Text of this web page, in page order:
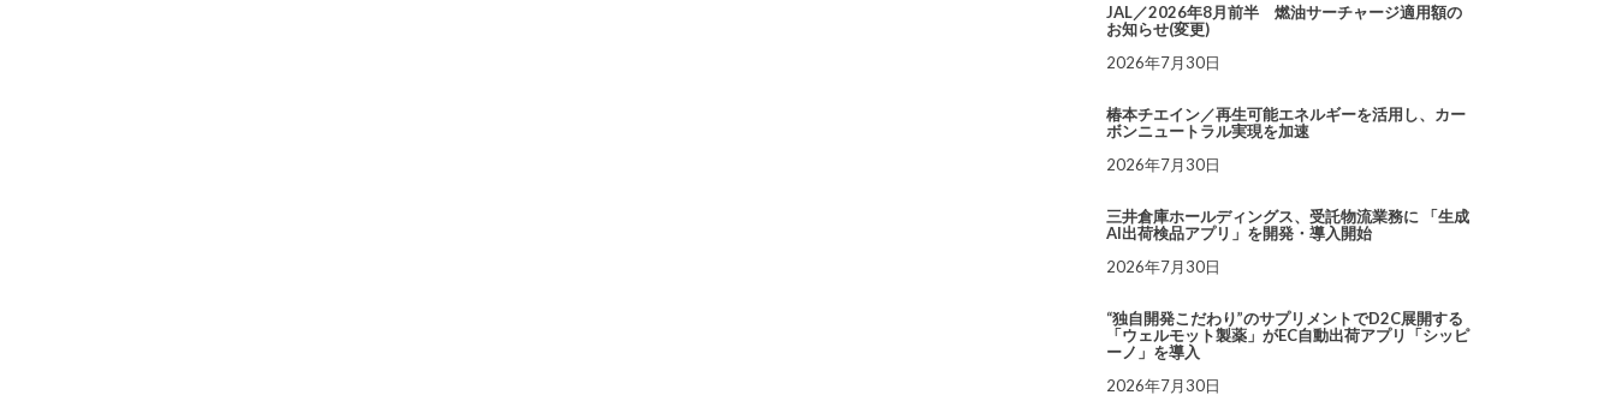
JAL／2026年8月前半 燃油サーチャージ適用額の
お知らせ(変更)
2026年7月30日
椿本チエイン／再生可能エネルギーを活用し、カー
ボンニュートラル実現を加速
2026年7月30日
三井倉庫ホールディングス、受託物流業務に 「生成
AI出荷検品アプリ」を開発・導入開始
2026年7月30日
“独自開発こだわり”のサプリメントでD2C展開する
「ウェルモット製薬」がEC自動出荷アプリ「シッピ
ーノ」を導入
2026年7月30日